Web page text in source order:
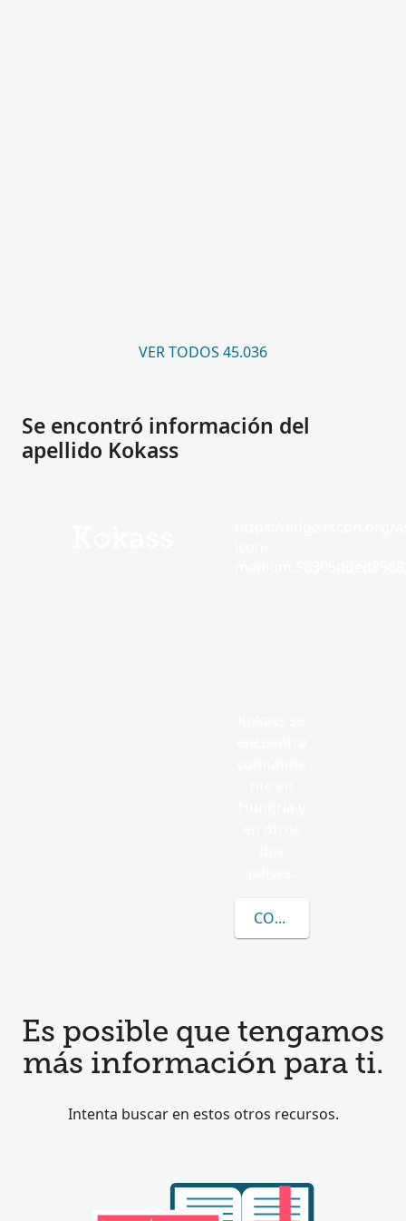
VER TODOS 45.036
Se encontró información del
apellido Kokass
CONOCER MÁS
Es posible que tengamos
más información para ti.
Intenta buscar en estos otros recursos.